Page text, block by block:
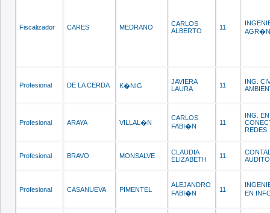
Fiscalizador CARES MEDRANO
CARLOS
ALBERTO
11
Profesional DE LA CERDA K�NIG
JAVIERA
LAURA
11
ING.
Profesional ARAYA VILLAL�N
CARLOS
FABI�N
11
ING. EN
REDES
Profesional BRAVO MONSALVE
CLAUDIA
ELIZABETH
11
Profesional CASANUEVA PIMENTEL
ALEJANDRO
FABI�N
11
EN